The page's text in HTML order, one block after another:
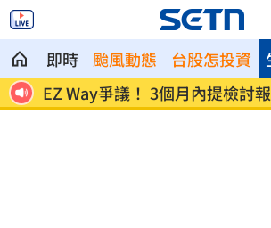
即時 颱風動態 台股怎投資
EZ Way爭議！ 3個月內提檢討